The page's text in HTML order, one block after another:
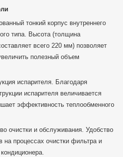
тонкий корпус внутреннего
типа. Высота (толщина
всего 220 мм) позволяет
полезный объем
испарителя. Благодаря
испарителя величивается
эффективность теплообменного
очистки и обслуживания. Удобство
на процессах очистки фильтра и